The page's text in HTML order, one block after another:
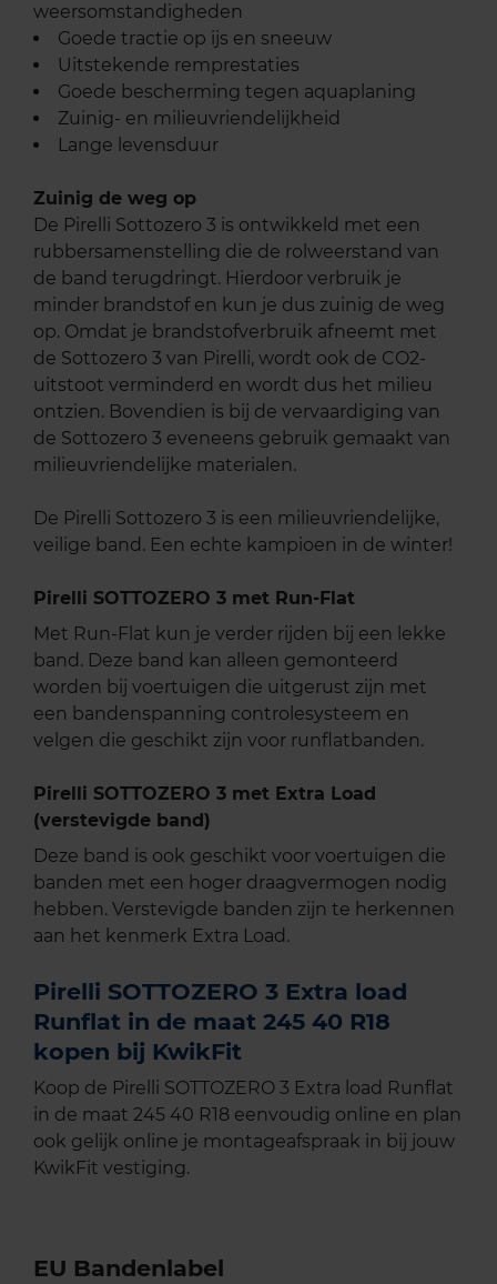
weersomstandigheden
Goede tractie op ijs en sneeuw
Uitstekende remprestaties
Goede bescherming tegen aquaplaning
Zuinig- en milieuvriendelijkheid
Lange levensduur
Zuinig de weg op
De Pirelli Sottozero 3 is ontwikkeld met een
rubbersamenstelling die de rolweerstand van
de band terugdringt. Hierdoor verbruik je
minder brandstof en kun je dus zuinig de weg
op. Omdat je brandstofverbruik afneemt met
de Sottozero 3 van Pirelli, wordt ook de CO2-
uitstoot verminderd en wordt dus het milieu
ontzien. Bovendien is bij de vervaardiging van
de Sottozero 3 eveneens gebruik gemaakt van
milieuvriendelijke materialen.
De Pirelli Sottozero 3 is een milieuvriendelijke,
veilige band. Een echte kampioen in de winter!
Pirelli SOTTOZERO 3 met Run-Flat
Met Run-Flat kun je verder rijden bij een lekke
band. Deze band kan alleen gemonteerd
worden bij voertuigen die uitgerust zijn met
een bandenspanning controlesysteem en
velgen die geschikt zijn voor runflatbanden.
Pirelli SOTTOZERO 3 met Extra Load
(verstevigde band)
Deze band is ook geschikt voor voertuigen die
banden met een hoger draagvermogen nodig
hebben. Verstevigde banden zijn te herkennen
aan het kenmerk Extra Load.
Pirelli SOTTOZERO 3 Extra load
Runflat in de maat 245 40 R18
kopen bij KwikFit
Koop de Pirelli SOTTOZERO 3 Extra load Runflat
in de maat 245 40 R18 eenvoudig online en plan
ook gelijk online je montageafspraak in bij jouw
KwikFit vestiging.
EU Bandenlabel